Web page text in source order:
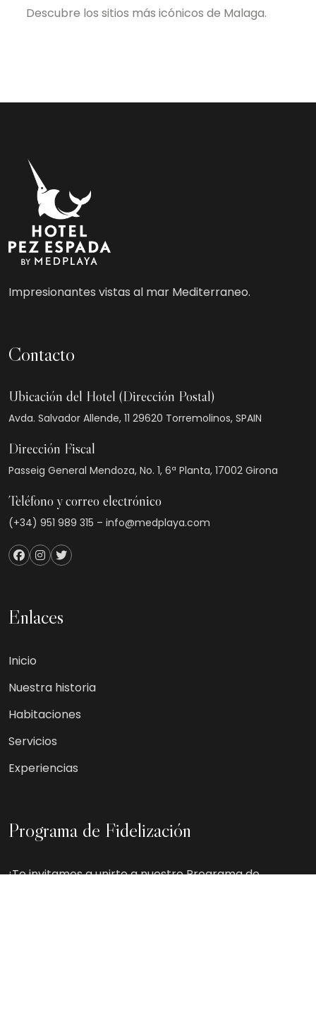
Descubre los sitios más icónicos de Malaga.
Impresionantes vistas al mar Mediterraneo.
Contacto
Ubicación del Hotel (Dirección Postal)
Avda. Salvador Allende, 11 29620 Torremolinos, SPAIN
Dirección Fiscal
Passeig General Mendoza, No. 1, 6ª Planta, 17002 Girona
Teléfono y correo electrónico
(+34) 951 989 315 – info@medplaya.com
Enlaces
Inicio
Nuestra historia
Habitaciones
Servicios
Experiencias
Programa de Fidelización
¡Te invitamos a unirte a nuestro Programa de